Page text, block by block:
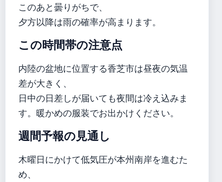
このあと曇りがちで、
夕方以降は雨の確率が高まります。
この時間帯の注意点
内陸の盆地に位置する香芝市は昼夜の気温
差が大きく、
日中の日差しが届いても夜間は冷え込みま
す。暖かめの服装でお出かけください。
週間予報の見通し
木曜日にかけて低気圧が本州南岸を進むた
め、